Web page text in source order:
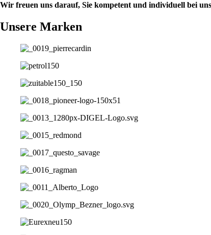
Wir freuen uns darauf, Sie kompetent und individuell bei
Unsere Marken